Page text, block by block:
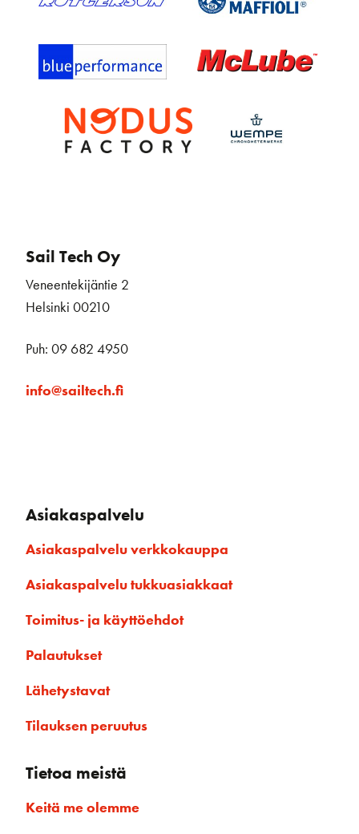
Sail Tech Oy
Veneentekijäntie 2
Helsinki 00210
Puh: 09 682 4950
info@sailtech.fi
Asiakaspalvelu
Asiakaspalvelu verkkokauppa
Asiakaspalvelu tukkuasiakkaat
Toimitus- ja käyttöehdot
Palautukset
Lähetystavat
Tilauksen peruutus
Tietoa meistä
Keitä me olemme